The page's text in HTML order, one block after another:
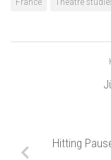
Hitting